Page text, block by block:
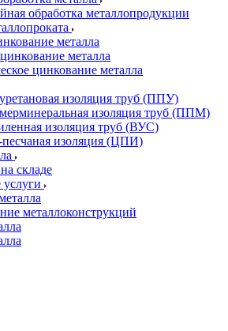
обработка металлопродукции
металла
металла
цинкование металла
изоляция труб (ППУ)
изоляция труб (ППМ)
изоляция труб (ВУС)
изоляция (ЦПИ)
складе
металлоконструкций